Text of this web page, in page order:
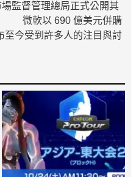
監督管理總局正式公開其
微軟以 690 億美元併購
至今受到許多人的注目與討